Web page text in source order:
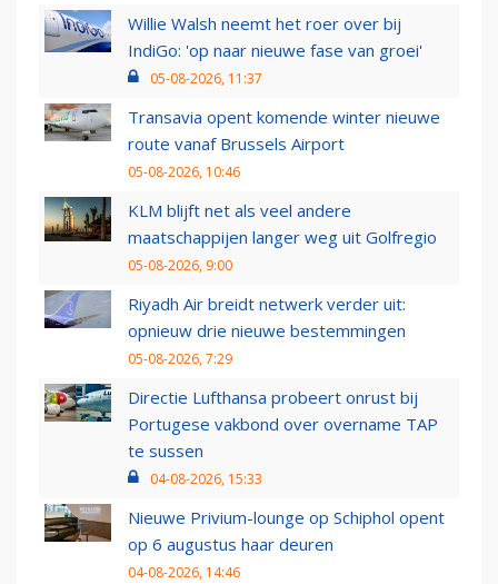
Willie Walsh neemt het roer over bij
IndiGo: 'op naar nieuwe fase van groei'
05-08-2026, 11:37
Transavia opent komende winter nieuwe
route vanaf Brussels Airport
05-08-2026, 10:46
KLM blijft net als veel andere
maatschappijen langer weg uit Golfregio
05-08-2026, 9:00
Riyadh Air breidt netwerk verder uit:
opnieuw drie nieuwe bestemmingen
05-08-2026, 7:29
Directie Lufthansa probeert onrust bij
Portugese vakbond over overname TAP
te sussen
04-08-2026, 15:33
Nieuwe Privium-lounge op Schiphol opent
op 6 augustus haar deuren
04-08-2026, 14:46